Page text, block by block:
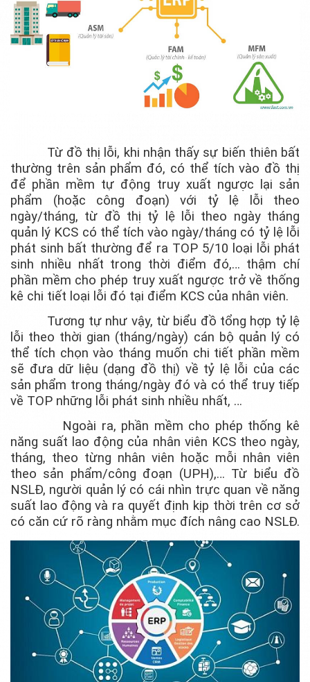
Từ đồ thị lỗi, khi nhận thấy sự biến thiên bất
thường trên sản phẩm đó, có thể tích vào đồ thị
để phần mềm tự động truy xuất ngược lại sản
phẩm (hoặc công đoạn) với tỷ lệ lỗi theo
ngày/tháng, từ đồ thị tỷ lệ lỗi theo ngày tháng
quản lý KCS có thể tích vào ngày/tháng có tỷ lệ lỗi
phát sinh bất thường để ra TOP 5/10 loại lỗi phát
sinh nhiều nhất trong thời điểm đó,… thậm chí
phần mềm cho phép truy xuất ngược trở về thống
kê chi tiết loại lỗi đó tại điểm KCS của nhân viên.
Tương tự như vậy, từ biểu đồ tổng hợp tỷ lệ
lỗi theo thời gian (tháng/ngày) cán bộ quản lý có
thể tích chọn vào tháng muốn chi tiết phần mềm
sẽ đưa dữ liệu (dạng đồ thị) về tỷ lệ lỗi của các
sản phẩm trong tháng/ngày đó và có thể truy tiếp
về TOP những lỗi phát sinh nhiều nhất, …
Ngoài ra, phần mềm cho phép thống kê
năng suất lao động của nhân viên KCS theo ngày,
tháng, theo từng nhân viên hoặc mỗi nhân viên
theo sản phẩm/công đoạn (UPH),… Từ biểu đồ
NSLĐ, người quản lý có cái nhìn trực quan về năng
suất lao động và ra quyết định kịp thời trên cơ sở
có căn cứ rõ ràng nhằm mục đích nâng cao NSLĐ.